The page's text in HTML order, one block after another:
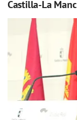
Castilla-La